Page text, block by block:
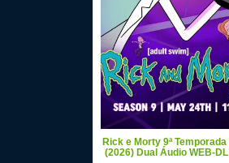
Rick e Morty 9ª
(2026) Dual Áudio WEB-